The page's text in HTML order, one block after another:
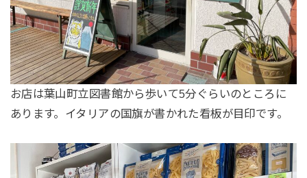
お店は葉山町立図書館から歩いて5分ぐらいのところに
あります。イタリアの国旗が書かれた看板が目印です。